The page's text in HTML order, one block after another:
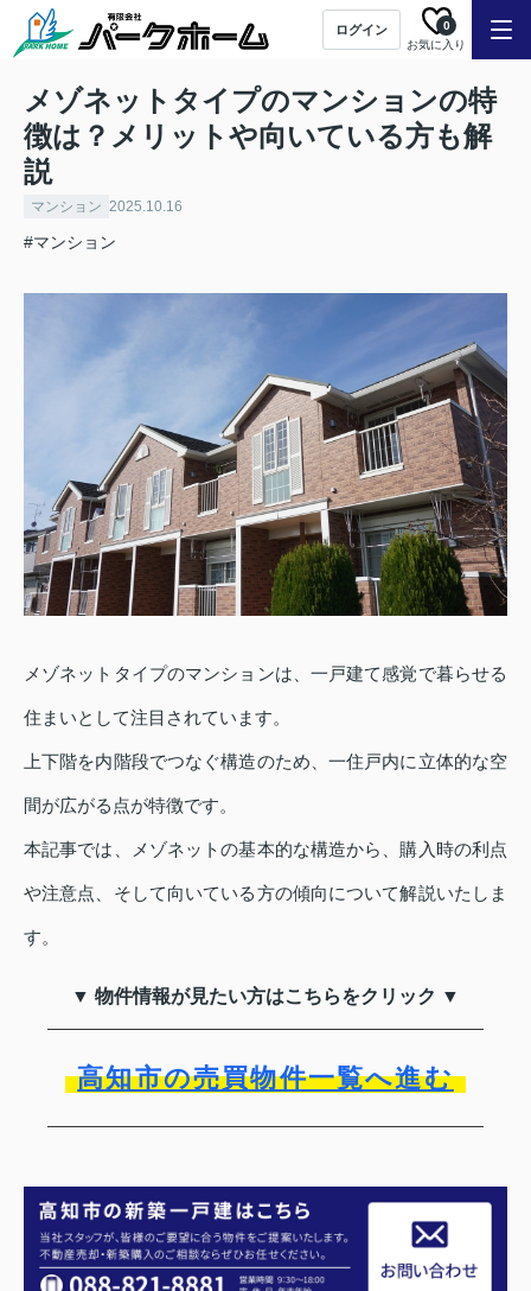
ログイン
お気に入り
0
メゾネットタイプのマンションの特
徴は？メリットや向いている方も解
説
マンション 2025.10.16
#マンション
メゾネットタイプのマンションは、一戸建て感覚で暮らせる
住まいとして注目されています。
上下階を内階段でつなぐ構造のため、一住戸内に立体的な空
間が広がる点が特徴です。
本記事では、メゾネットの基本的な構造から、購入時の利点
や注意点、そして向いている方の傾向について解説いたしま
す。
▼ 物件情報が見たい方はこちらをクリック ▼
高知市の売買物件一覧へ進む